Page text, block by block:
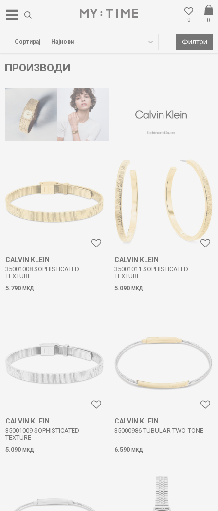
0
0
БЕСПЛАТНА ДОСТАВА НАД 3000 ден
ПРОИЗВОДИ
Сортирај Филтри
CALVIN KLEIN
35001008 SOPHISTICATED
TEXTURE
5.790 МКД
CALVIN KLEIN
35001011 SOPHISTICATED
TEXTURE
5.090 МКД
CALVIN KLEIN
35001009 SOPHISTICATED
TEXTURE
5.090 МКД
CALVIN KLEIN
35000986 TUBULAR TWO-TONE
6.590 МКД